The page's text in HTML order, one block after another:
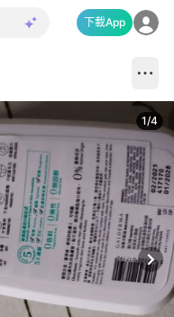
下載App
1/4